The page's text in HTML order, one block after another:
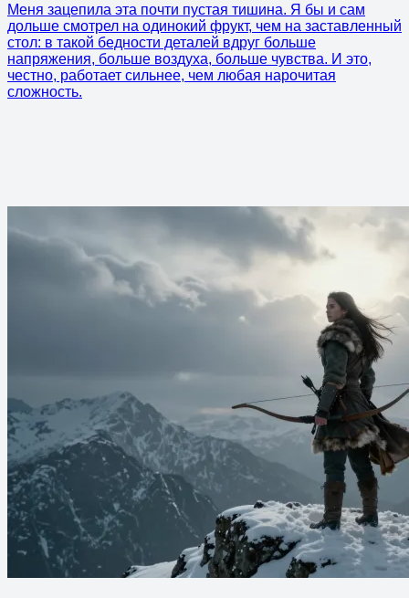
Меня зацепила эта почти пустая тишина. Я бы и сам
дольше смотрел на одинокий фрукт, чем на заставленный
стол: в такой бедности деталей вдруг больше
напряжения, больше воздуха, больше чувства. И это,
честно, работает сильнее, чем любая нарочитая
сложность.